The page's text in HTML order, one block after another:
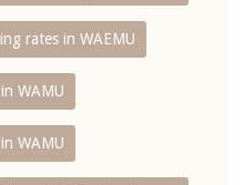
rates in WAEMU
WAMU
WAMU